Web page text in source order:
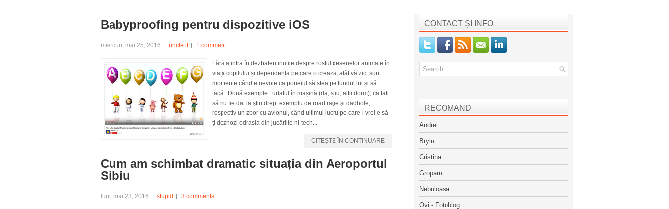
Babyproofing pentru dispozitive iOS
miercuri, mai 25, 2016 uncle it 1 comment
Fără a intra în dezbateri inutile despre rostul desenelor animate în
viața copilului și dependența pe care o crează, atât vă zic: sunt
momente când e nevoie ca poneiul să stea pe fundul lui și să
tacă. Două exemple: urlatul în mașină (da, știu, alții dorm), ca tati
să nu fie dat la știri drept exemplu de road rage și dadhole;
respectiv un zbor cu avionul, când ultimul lucru pe care-l vrei e să-
ți deznozi odrasla din jucăriile hi-tech...
CITEȘTE ÎN CONTINUARE
Cum am schimbat dramatic situația din Aeroportul
Sibiu
luni, mai 23, 2016 stupid 3 comments
CONTACT ȘI INFO
RECOMAND
Andrei
Brylu
Cristina
Groparu
Nebuloasa
Ovi - Fotoblog